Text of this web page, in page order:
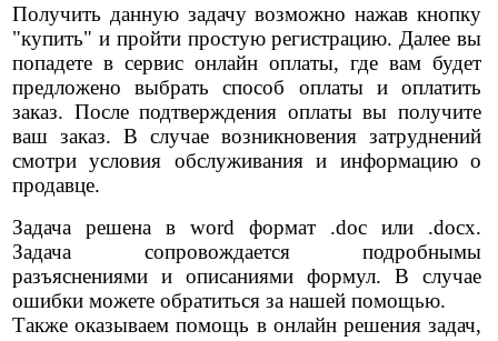
Получить данную задачу возможно нажав кнопку
"купить" и пройти простую регистрацию. Далее вы
попадете в сервис онлайн оплаты, где вам будет
предложено выбрать способ оплаты и оплатить
заказ. После подтверждения оплаты вы получите
ваш заказ. В случае возникновения затруднений
смотри условия обслуживания и информацию о
продавце.
Задача решена в word формат .doc или .docx.
Задача сопровождается подробнымы
разъяснениями и описаниями формул. В случае
ошибки можете обратиться за нашей помощью.
Также оказываем помощь в онлайн решения задач,